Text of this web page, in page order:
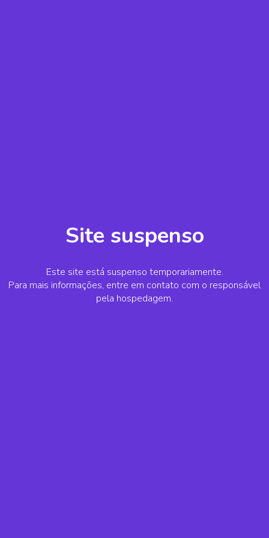
Site suspenso
Este site está suspenso temporariamente.
Para mais informações, entre em contato com o responsável
pela hospedagem.